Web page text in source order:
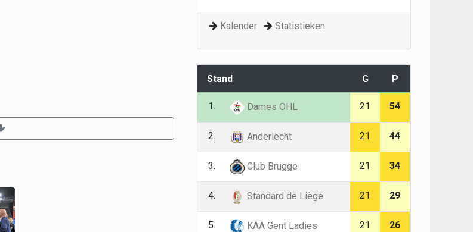
Kalender Statistieken
Stand G P
1. Dames OHL 21 54
2. Anderlecht 21 44
3. Club Brugge 21 34
4. Standard de Liège 21 29
5. KAA Gent Ladies 21 26